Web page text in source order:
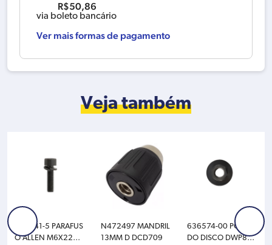
R$50,86
via boleto bancário
Ver mais formas de pagamento
Veja também
265541-5 PARAFUS
O ALLEN M6X22MM
N472497 MANDRIL
13MM D DCD709
636574-00 PORCA
DO DISCO DWP849